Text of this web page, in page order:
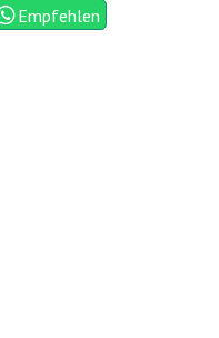
Empfehlen